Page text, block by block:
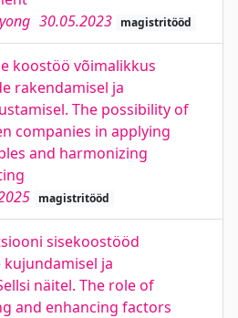
30.05.2023 magistritööd
koostöö võimalikkus
rakendamisel ja
The possibility of
companies in applying
and harmonizing
magistritööd
sisekoostööd
ja
näitel. The role of
and enhancing factors